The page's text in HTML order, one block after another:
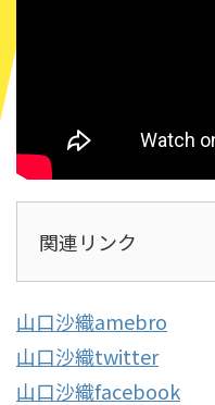
関連リンク
山口沙織amebro
山口沙織twitter
山口沙織facebook